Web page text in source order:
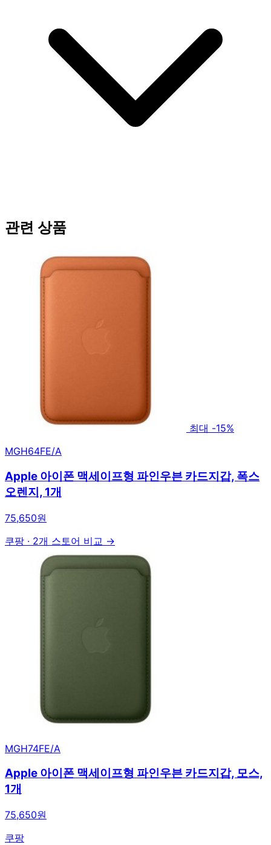
관련 상품
최대 -15%
MGH64FE/A
Apple 아이폰 맥세이프형 파인우븐 카드지갑, 폭스
오렌지, 1개
75,650원
쿠팡 · 2개 스토어 비교 →
MGH74FE/A
Apple 아이폰 맥세이프형 파인우븐 카드지갑, 모스,
1개
75,650원
쿠팡